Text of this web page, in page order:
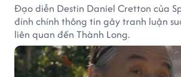
Đạo diễn Destin Daniel Cretton của
đính chính thông tin gây tranh luận
liên quan đến Thành Long.